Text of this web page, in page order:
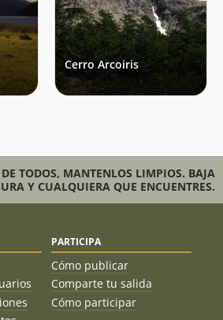
Cerro Arcoiris
TODOS, MANTENLOS LIMPIOS. BAJA
Y CUALQUIERA QUE ENCUENTRES.
PARTICIPA
Cómo publicar
Comparte tu salida
Cómo participar